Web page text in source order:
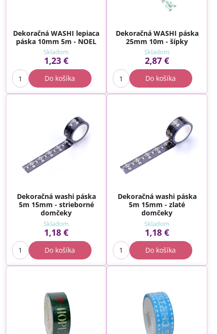
Dekoračná WASHI lepiaca
páska 10mm 5m - NOEL
Skladom
1,23 €
Do košíka
Dekoračná WASHI páska
25mm 10m - šípky
Skladom
2,87 €
Do košíka
Dekoračná washi páska
5m 15mm - strieborné
domčeky
Skladom
1,18 €
Do košíka
Dekoračná washi páska
5m 15mm - zlaté
domčeky
Skladom
1,18 €
Do košíka